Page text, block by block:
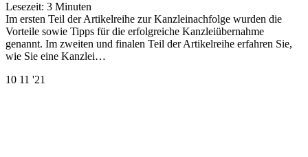
Lesezeit: 3 Minuten
Im ersten Teil der Artikelreihe zur Kanzleinachfolge wurden die
Vorteile sowie Tipps für die erfolgreiche Kanzleiübernahme
genannt. Im zweiten und finalen Teil der Artikelreihe erfahren Sie,
wie Sie eine Kanzlei…
10 11 '21